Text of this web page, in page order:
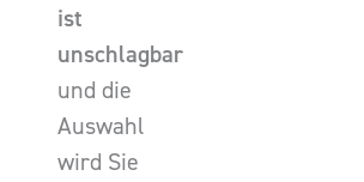
ist
unschlagbar
und die
Auswahl
wird Sie